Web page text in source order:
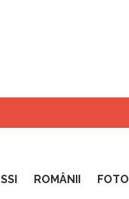
SSI ROMÂNII